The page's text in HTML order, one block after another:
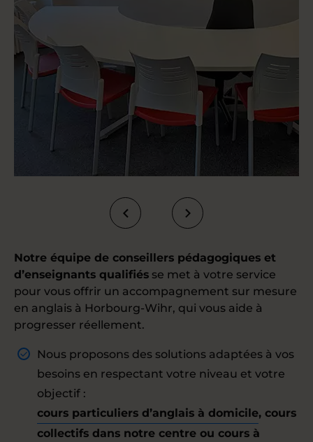
Notre équipe de conseillers pédagogiques et
d’enseignants qualifiés se met à votre service
pour vous offrir un accompagnement sur mesure
en anglais à Horbourg-Wihr, qui vous aide à
progresser réellement.
Nous proposons des solutions adaptées à vos
besoins en respectant votre niveau et votre
objectif :
cours particuliers d’anglais à domicile, cours
collectifs dans notre centre ou cours à